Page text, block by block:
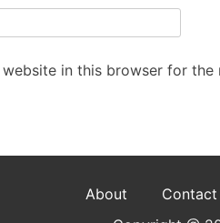
website in this browser for
About Contact